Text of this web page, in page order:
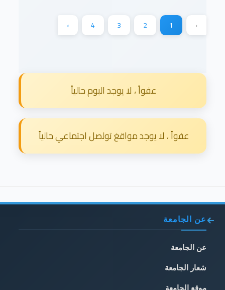
‹
1
2
3
4
›
عفواً ، لا يوجد البوم حالياً
عفواً ، لا يوجد مواقغ تولصل اجتماعي حالياً
عن الجامعة
عن الجامعة
شعار الجامعة
موقع الجامعة